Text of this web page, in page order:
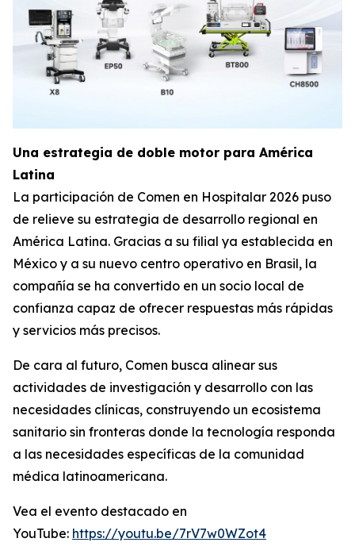
Una estrategia de doble motor para América
Latina
La participación de Comen en Hospitalar 2026 puso
de relieve su estrategia de desarrollo regional en
América Latina. Gracias a su filial ya establecida en
México y a su nuevo centro operativo en Brasil, la
compañía se ha convertido en un socio local de
confianza capaz de ofrecer respuestas más rápidas
y servicios más precisos.
De cara al futuro, Comen busca alinear sus
actividades de investigación y desarrollo con las
necesidades clínicas, construyendo un ecosistema
sanitario sin fronteras donde la tecnología responda
a las necesidades específicas de la comunidad
médica latinoamericana.
Vea el evento destacado en
YouTube: https://youtu.be/7rV7w0WZot4